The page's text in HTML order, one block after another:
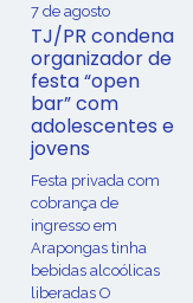
7 de agosto
TJ/PR condena
organizador de
festa “open
bar” com
adolescentes e
jovens
Festa privada com
cobrança de
ingresso em
Arapongas tinha
bebidas alcoólicas
liberadas O